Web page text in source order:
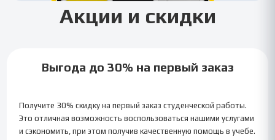
Акции и скидки
Выгода до 30% на первый заказ
Получите 30% скидку на первый заказ студенческой работы.
Это отличная возможность воспользоваться нашими услугами
и сэкономить, при этом получив качественную помощь в учебе.